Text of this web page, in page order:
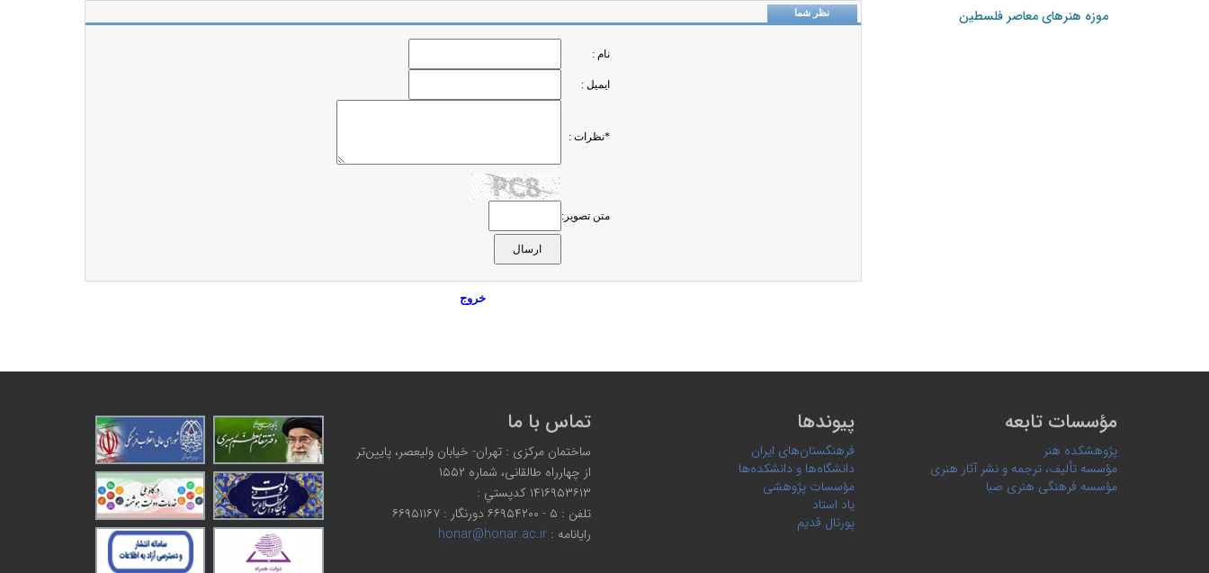
نظر شما
نام :
ایمیل :
*نظرات :
متن تصویر:
خروج
موزه هنرهای‌ معاصر فلسطین
تماس با ما
ساختمان مرکزی : تهران- خیابان ولیعصر، پایین‌تر
از چهارراه طالقانی، شماره ۱۵۵۲
۱۴۱۶۹۵۳۶۱۳ كدپستي :
تلفن : ۵ - ۶۶۹۵۴۲۰۰ دورنگار : ۶۶۹۵۱۱۶۷
رایانامه : honar@honar.ac.ir
پیوندها
فرهنگستان‌های ایران
دانشگاه‌ها و دانشکده‌ها
مؤسسات پژوهشی
یاد استاد
پورتال قدیم
مؤسسات تابعه
پژوهشکده هنر
مؤسسه تألیف، ترجمه و نشر آثار هنری
مؤسسه فرهنگی هنری صبا